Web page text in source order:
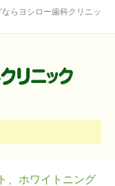
らヨシロー歯科クリニッ
、ホワイトニング